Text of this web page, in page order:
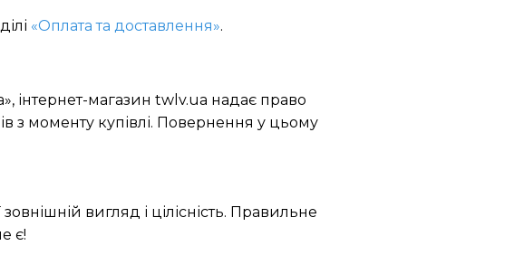
«Оплата та доставлення».
інтернет-магазин twlv.ua надає право
з моменту купівлі. Повернення у цьому
вигляд і цілісність. Правильне
є!